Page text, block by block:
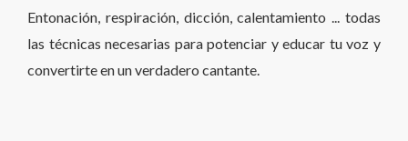
Entonación, respiración, dicción, calentamiento ... todas
las técnicas necesarias para potenciar y educar tu voz y
convertirte en un verdadero cantante.